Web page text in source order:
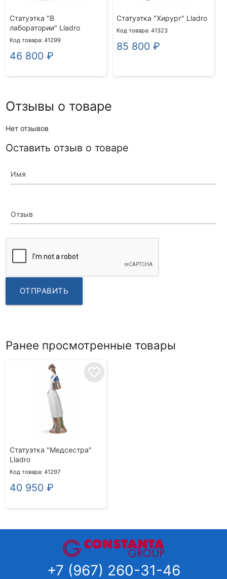
Статуэтка "В
лаборатории" Lladro
Код товара: 41299
46 800 ₽
Статуэтка "Хирург" Lladro
Код товара: 41323
85 800 ₽
Отзывы о товаре
Нет отзывов
Оставить отзыв о товаре
Имя
Отзыв
ОТПРАВИТЬ
Ранее просмотренные товары
favorite_border
Статуэтка "Медсестра"
Lladro
Код товара: 41297
40 950 ₽
+7 (967) 260-31-46